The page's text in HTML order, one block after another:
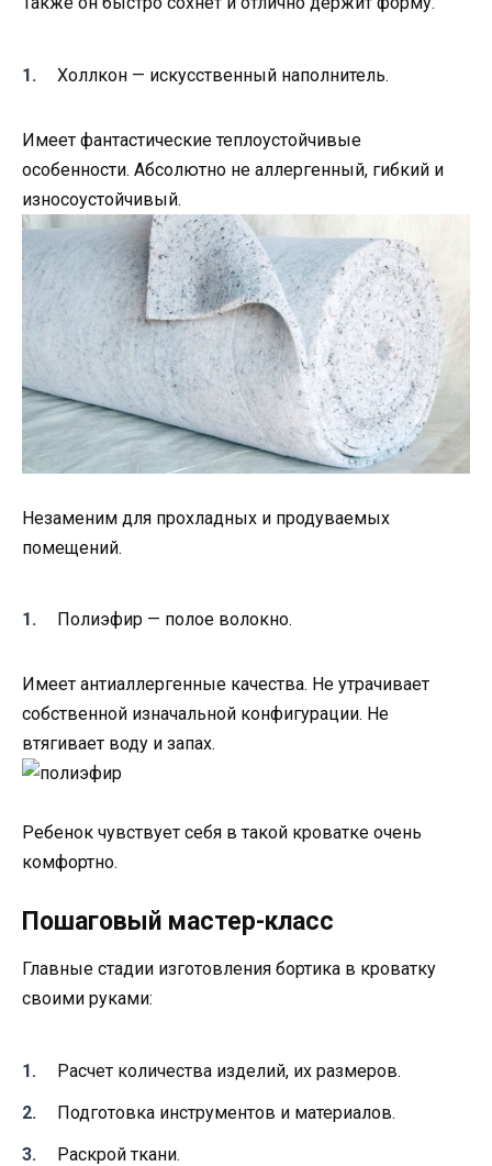
Холлкон — искусственный наполнитель.
Имеет фантастические теплоустойчивые
особенности. Абсолютно не аллергенный, гибкий и
износоустойчивый.
Незаменим для прохладных и продуваемых
помещений.
Полиэфир — полое волокно.
Имеет антиаллергенные качества. Не утрачивает
собственной изначальной конфигурации. Не
втягивает воду и запах.
Ребенок чувствует себя в такой кроватке очень
комфортно.
Пошаговый мастер-класс
Главные стадии изготовления бортика в кроватку
своими руками:
Расчет количества изделий, их размеров.
Подготовка инструментов и материалов.
Раскрой ткани.